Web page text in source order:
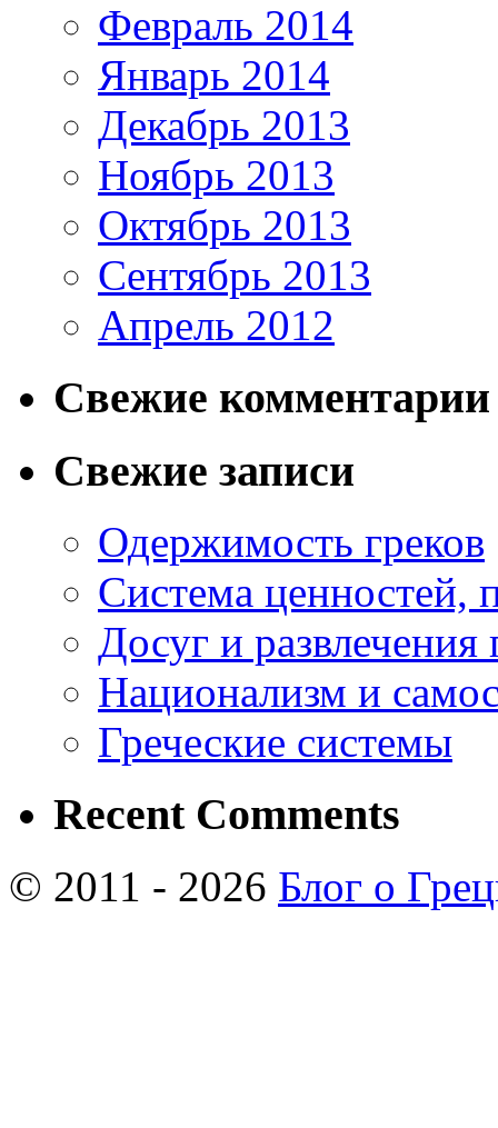
Февраль 2014
Январь 2014
Декабрь 2013
Ноябрь 2013
Октябрь 2013
Сентябрь 2013
Апрель 2012
Свежие комментарии
Свежие записи
Одержимость греков
Система ценностей,
Досуг и развлечения
Национализм и
Греческие системы
Recent Comments
© 2011 - 2026 Блог о